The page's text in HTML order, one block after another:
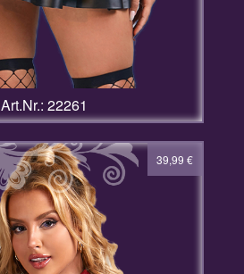
Art.Nr.: 22261
39,99 €